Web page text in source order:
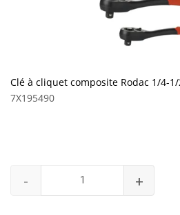
Clé à cliquet composite Rodac 1/4-
7X195490
- +